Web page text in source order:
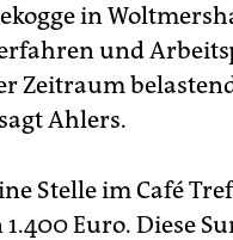
in
und
Zeitraum
Ahlers.
Stelle im Café
Euro. Diese